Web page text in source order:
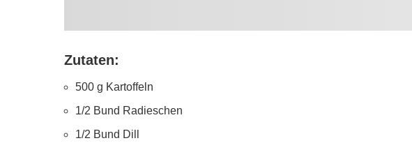
Zutaten:
500 g Kartoffeln
1/2 Bund Radieschen
1/2 Bund Dill